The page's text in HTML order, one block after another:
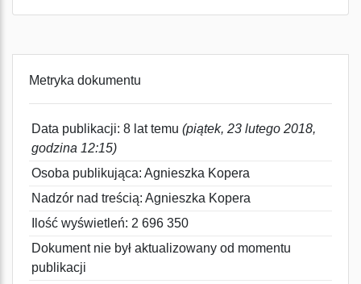
Metryka dokumentu
Data publikacji: 8 lat temu (piątek, 23 lutego 2018,
godzina 12:15)
Osoba publikująca: Agnieszka Kopera
Nadzór nad treścią: Agnieszka Kopera
Ilość wyświetleń: 2 696 350
Dokument nie był aktualizowany od momentu
publikacji